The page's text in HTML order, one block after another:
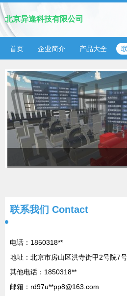
北京异逢科技有限公司
首页 企业简介 产品大全
联系我们 Contact
电话：1850318**
地址：北京市房山区洪寺街甲2号院7
其他电话：1850318**
邮箱：rd97u**pp8@163.com